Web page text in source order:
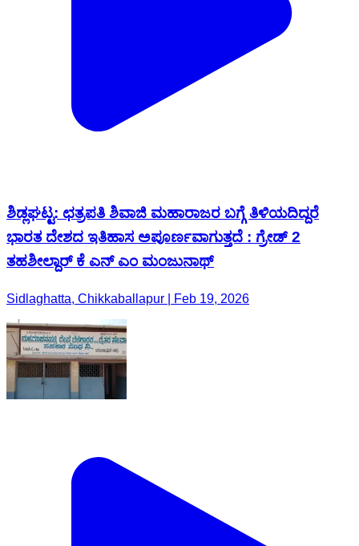
ಶಿಡ್ಲಘಟ್ಟ: ಛತ್ರಪತಿ ಶಿವಾಜಿ ಮಹಾರಾಜರ ಬಗ್ಗೆ ತಿಳಿಯದಿದ್ದರೆ
ಭಾರತ ದೇಶದ ಇತಿಹಾಸ ಅಪೂರ್ಣವಾಗುತ್ತದೆ : ಗ್ರೇಡ್ 2
ತಹಶೀಲ್ದಾರ್ ಕೆ ಎನ್ ಎಂ ಮಂಜುನಾಥ್
Sidlaghatta, Chikkaballapur | Feb 19, 2026